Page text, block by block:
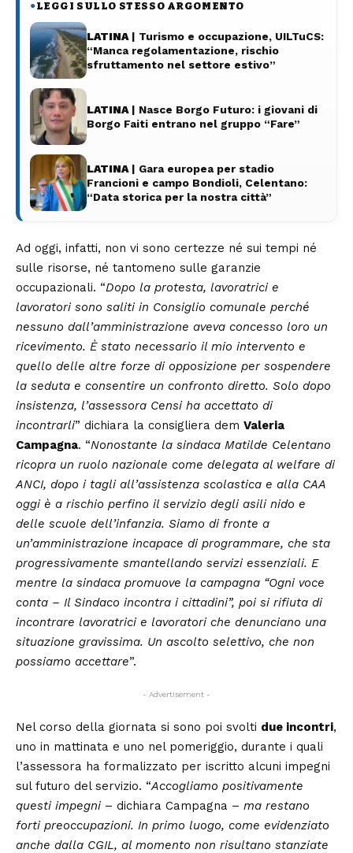
●LEGGI SULLO STESSO ARGOMENTO
LATINA | Turismo e occupazione, UILTuCS:
“Manca regolamentazione, rischio
sfruttamento nel settore estivo”
LATINA | Nasce Borgo Futuro: i giovani di
Borgo Faiti entrano nel gruppo “Fare”
LATINA | Gara europea per stadio
Francioni e campo Bondioli, Celentano:
“Data storica per la nostra città”
Ad oggi, infatti, non vi sono certezze né sui tempi né
sulle risorse, né tantomeno sulle garanzie
occupazionali. “Dopo la protesta, lavoratrici e
lavoratori sono saliti in Consiglio comunale perché
nessuno dall’amministrazione aveva concesso loro un
ricevimento. È stato necessario il mio intervento e
quello delle altre forze di opposizione per sospendere
la seduta e consentire un confronto diretto. Solo dopo
insistenza, l’assessora Censi ha accettato di
incontrarli” dichiara la consigliera dem Valeria
Campagna. “Nonostante la sindaca Matilde Celentano
ricopra un ruolo nazionale come delegata al welfare di
ANCI, dopo i tagli all’assistenza scolastica e alla CAA
oggi è a rischio perfino il servizio degli asili nido e
delle scuole dell’infanzia. Siamo di fronte a
un’amministrazione incapace di programmare, che sta
progressivamente smantellando servizi essenziali. E
mentre la sindaca promuove la campagna “Ogni voce
conta – Il Sindaco incontra i cittadini”, poi si rifiuta di
incontrare lavoratrici e lavoratori che denunciano una
situazione gravissima. Un ascolto selettivo, che non
possiamo accettare”.
- Advertisement -
Nel corso della giornata si sono poi svolti due incontri,
uno in mattinata e uno nel pomeriggio, durante i quali
l’assessora ha formalizzato per iscritto alcuni impegni
sul futuro del servizio. “Accogliamo positivamente
questi impegni – dichiara Campagna – ma restano
forti preoccupazioni. In primo luogo, come evidenziato
anche dalla CGIL, al momento non risultano stanziate